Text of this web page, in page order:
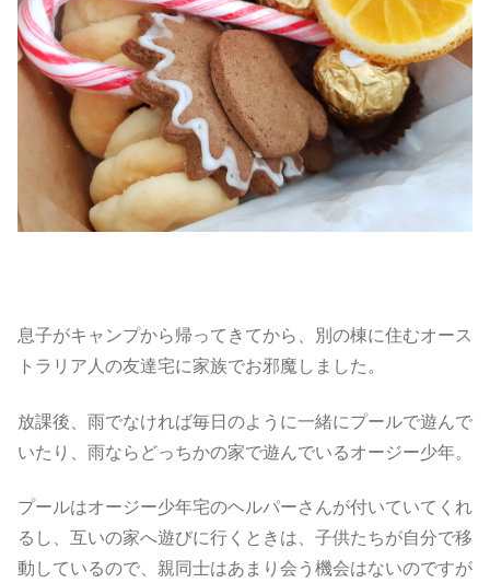
息子がキャンプから帰ってきてから、別の棟に住むオース
トラリア人の友達宅に家族でお邪魔しました。
放課後、雨でなければ毎日のように一緒にプールで遊んで
いたり、雨ならどっちかの家で遊んでいるオージー少年。
プールはオージー少年宅のヘルパーさんが付いていてくれ
るし、互いの家へ遊びに行くときは、子供たちが自分で移
動しているので、親同士はあまり会う機会はないのですが